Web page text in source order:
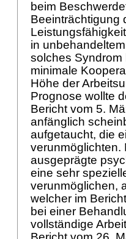
beim
Beeinträchtigung
in
solches
minimale
Höhe der
Prognose wollte
Bericht vom 5.
anfänglich
aufgetaucht, die
verunmöglichten.
ausgeprägte
eine sehr
verunmöglichen,
welcher im
bei einer
vollständige